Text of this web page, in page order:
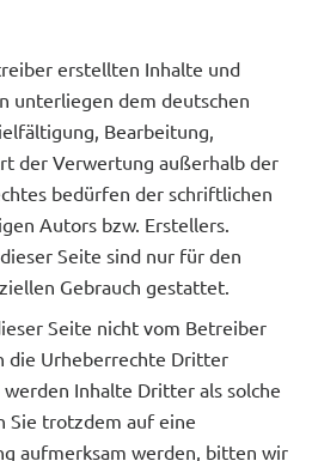
erstellten Inhalte und
unterliegen dem deutschen
Bearbeitung,
der Verwertung außerhalb der
bedürfen der schriftlichen
Autors bzw. Erstellers.
Seite sind nur für den
Gebrauch gestattet.
Seite nicht vom Betreiber
die Urheberrechte Dritter
Inhalte Dritter als solche
Sie trotzdem auf eine
aufmerksam werden, bitten wir